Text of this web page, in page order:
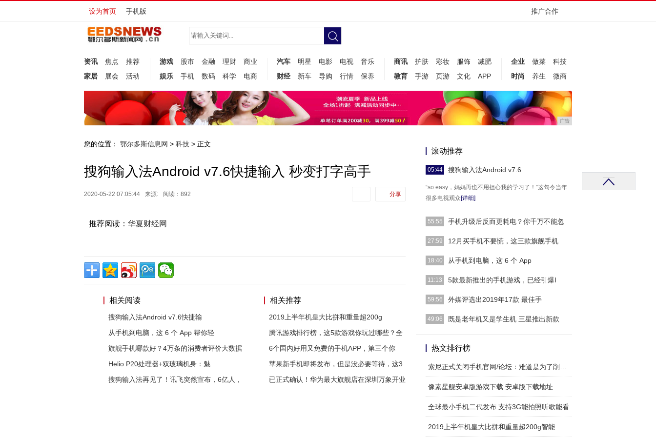
设为首页 手机版 推广合作
资讯 焦点
推荐
家居
展会 活动
游戏 股市 金融 理财
商业
娱乐
手机 数码 科学 电商
汽车 明星 电影 电视
音乐
财经
新车 导购 行情 保养
商讯 护肤 彩妆 服饰
减肥
教育
手游 页游 文化 APP
企业 做菜
科技
时尚
养生 微商
广告
您的位置： 鄂尔多斯信息网 > 科技 > 正文
搜狗输入法Android v7.6快捷输入 秒变打字高手
2020-05-22 07:05:44 来源: 阅读：892 分享
推荐阅读： 华夏财经网
相关阅读
搜狗输入法Android v7.6快捷输
从手机到电脑，这 6 个 App 帮你轻
旗舰手机哪款好？4万条的消费者评价大数据
Helio P20处理器+双玻璃机身：魅
搜狗输入法再见了！讯飞突然宣布，6亿人，
相关推荐
2019上半年机皇大比拼和重量超200g
腾讯游戏排行榜，这5款游戏你玩过哪些？全
6个国内好用又免费的手机APP，第三个你
苹果新手机即将发布，但是没必要等待，这3
已正式确认！华为最大旗舰店在深圳万象开业
滚动推荐
05:44 搜狗输入法Android v7.6
“so easy，妈妈再也不用担心我的学习了！”这句令当年
很多电视观众 [详细]
55:55 手机升级后反而更耗电？你千万不能忽
每次手机更新后，都会出现系统更耗电的情况，甚至某些
27:59 12月买手机不要慌，这三款旗舰手机
魅族16最具特点就是它的外观设计，因为魅族16并没有
18:40 从手机到电脑，这 6 个 App
我们知道，macOSMojave动态壁纸，可以帮你「自动」
11:13 5款最新推出的手机游戏，已经引爆I
[]在iPhone APP STORE中，有很多好玩的游戏，你可能
59:56 外媒评选出2019年17款 最佳手
而最近外媒PhoneArena就评选出2019年目前最好、最
49:06 既是老年机又是学生机 三星推出新款
浪费大量移动数据，这
热文排行榜
像素星舰安卓版游戏下载 安卓版下载地址
全球最小手机二代发布 支持3G能拍照听歌能看
2019上半年机皇大比拼和重量超200g智能